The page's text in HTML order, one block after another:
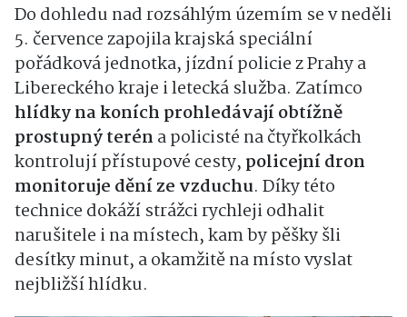
Do dohledu nad rozsáhlým územím se v neděli
5. července zapojila krajská speciální
pořádková jednotka, jízdní policie z Prahy a
Libereckého kraje i letecká služba. Zatímco
hlídky na koních prohledávají obtížně
prostupný terén a policisté na čtyřkolkách
kontrolují přístupové cesty, policejní dron
monitoruje dění ze vzduchu. Díky této
technice dokáží strážci rychleji odhalit
narušitele i na místech, kam by pěšky šli
desítky minut, a okamžitě na místo vyslat
nejbližší hlídku.